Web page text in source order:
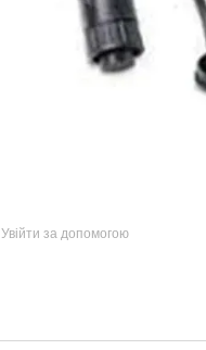
Увійти за допомогою